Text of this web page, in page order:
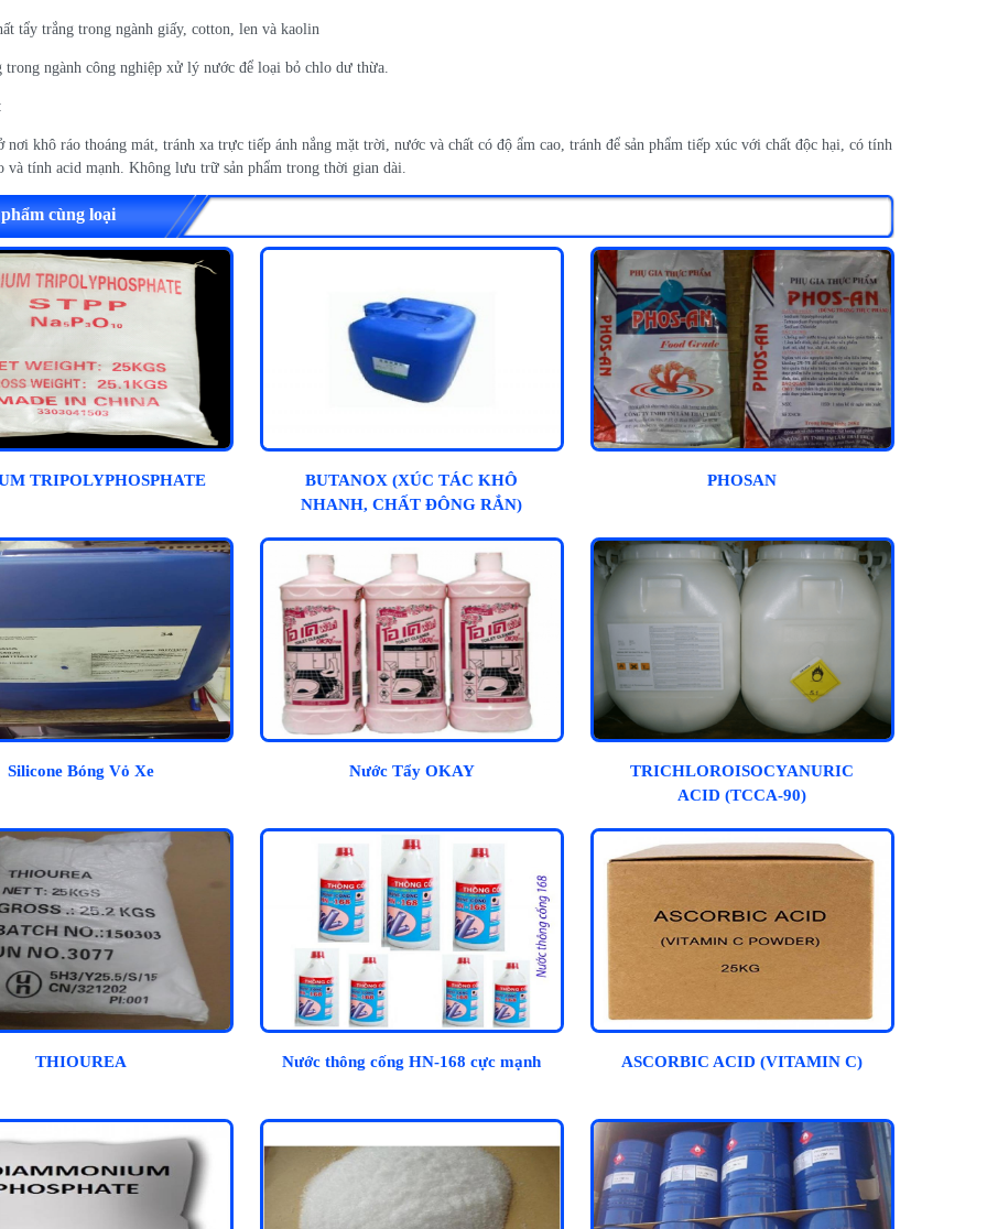
tẩy trắng trong ngành giấy, cotton, len và kaolin
trong ngành công nghiệp xử lý nước để loại bỏ chlo dư thừa.
nơi khô ráo thoáng mát, tránh xa trực tiếp ánh nắng mặt trời, nước và chất có độ ẩm cao, tránh để sản phẩm tiếp xúc với chất độc hại, có tính
và tính acid mạnh. Không lưu trữ sản phẩm trong thời gian dài.
cùng loại
TRIPOLYPHOSPHATE
BUTANOX (XÚC TÁC KHÔ
NHANH, CHẤT ĐÔNG RẮN)
PHOSAN
Silicone Bóng Vỏ Xe Nước Tẩy OKAY
TRICHLOROISOCYANURIC
ACID (TCCA-90)
THIOUREA Nước thông cống HN-168 cực mạnh ASCORBIC ACID (VITAMIN C)